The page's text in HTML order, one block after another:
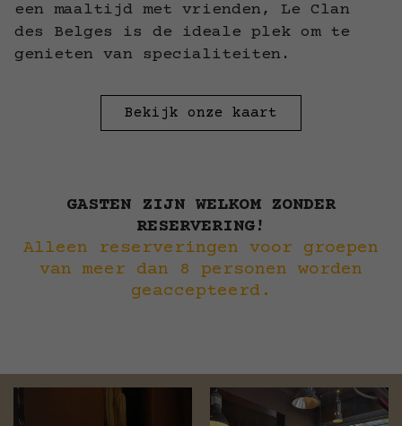
een maaltijd met vrienden, Le Clan
des Belges is de ideale plek om te
genieten van specialiteiten.
Bekijk onze kaart
GASTEN ZIJN WELKOM ZONDER
RESERVERING!
Alleen reserveringen voor groepen
van meer dan 8 personen worden
geaccepteerd.